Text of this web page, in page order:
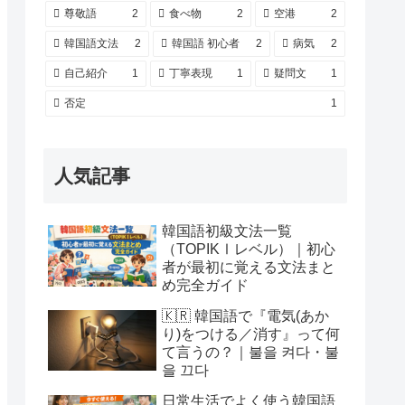
尊敬語 2 食べ物 2 空港 2
韓国語文法 2 韓国語 初心者 2 病気 2
自己紹介 1 丁寧表現 1 疑問文 1
否定 1
人気記事
韓国語初級文法一覧
（TOPIKⅠレベル）｜初心
者が最初に覚える文法まと
め完全ガイド
🇰🇷 韓国語で『電気(あか
り)をつける／消す』って何
て言うの？｜불을 켜다・불
을 끄다
日常生活でよく使う韓国語